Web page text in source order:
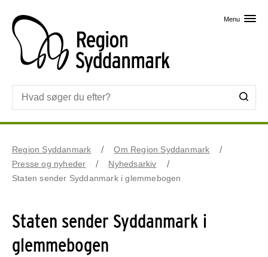
Menu
Region Syddanmark
Om Region Syddanmark
Presse og nyheder
Nyhedsarkiv
Staten sender Syddanmark i glemmebogen
Staten sender Syddanmark i
glemmebogen